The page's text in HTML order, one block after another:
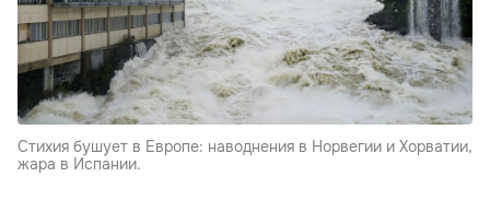
Стихия бушует в Европе: наводнения в Норвегии и Хорватии,
жара в Испании.